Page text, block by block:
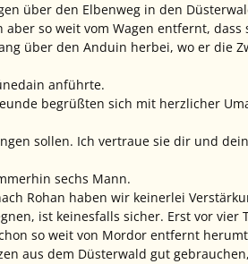
über den Elbenweg in den
so weit vom Wagen entfernt, dass
über den Anduin herbei, wo er die
anführte.
begrüßten sich mit herzlicher
sollen. Ich vertraue sie dir und
sechs Mann.
Rohan haben wir keinerlei
ist keinesfalls sicher. Erst vor vier
so weit von Mordor entfernt
aus dem Düsterwald gut